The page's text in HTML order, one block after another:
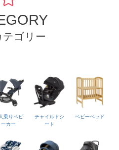
テゴリー
乗りベビ
ーカー
チャイルドシ
ート
ベビーベッド